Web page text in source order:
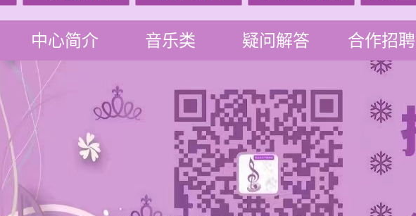
中心简介 音乐类 疑问解答 合作招聘